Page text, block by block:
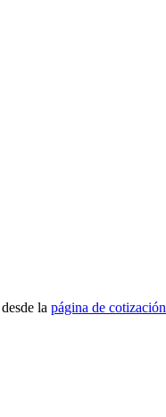
la página de cotización